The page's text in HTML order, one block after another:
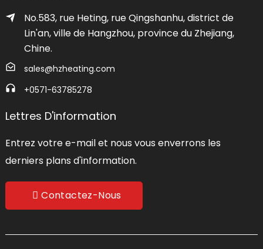
No.583, rue Heting, rue Qingshanhu, district de
Lin'an, ville de Hangzhou, province du Zhejiang,
Chine.
sales@hzheating.com
+0571-63785278
Lettres D'information
Entrez votre e-mail et nous vous enverrons les
derniers plans d'information.
Contactez-Nous